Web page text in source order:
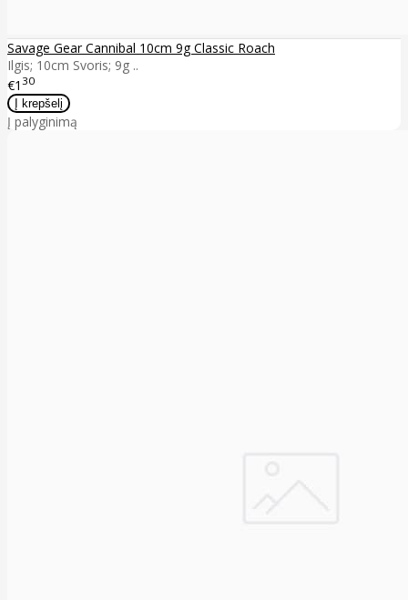
Savage Gear Cannibal 10cm 9g Classic Roach
Ilgis; 10cm Svoris; 9g ..
€1 30
Į palyginimą